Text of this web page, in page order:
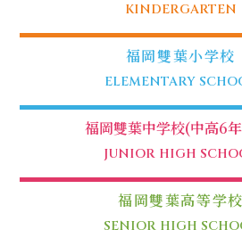
KINDERGARTEN
福岡雙葉小学校
ELEMENTARY
福岡雙葉中学校(中高6
JUNIOR HIGH
福岡雙葉高等学校
SENIOR HIGH